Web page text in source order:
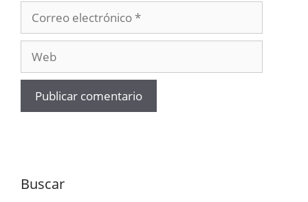
electrónico
Buscar